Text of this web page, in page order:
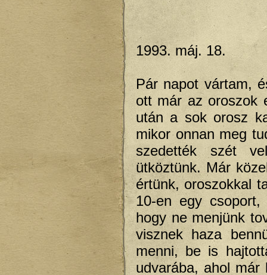
1993. máj. 18.
Pár napot vártam,
ott már az oroszok
után a sok orosz
mikor onnan meg
szedették szét
ütköztünk. Már
értünk, oroszokkal
10-en egy
hogy ne menjünk
visznek haza
menni, be is
udvarába, ahol